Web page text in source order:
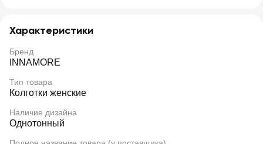
Характеристики
Бренд
INNAMORE
Тип товара
Колготки женские
Наличие дизайна
Однотонный